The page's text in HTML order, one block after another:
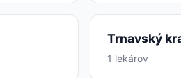
Trnavský
1 lekárov